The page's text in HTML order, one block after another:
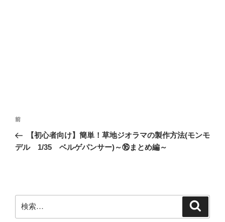
投
ナ
シ
ョ
前
の
投
前
【初心者向け】簡単！草地ジオラマの製作方法(モンモ
デル 1/35 ベルゲパンサー)～⑯まとめ編～
索: